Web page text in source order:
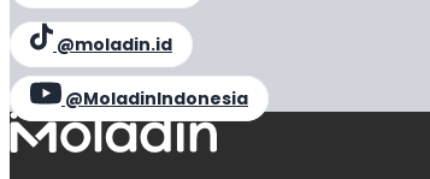
@moladin.id
@MoladinIndonesia